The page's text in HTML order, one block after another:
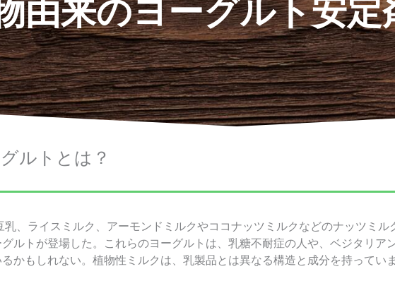
由来のヨーグルト安定
ルトとは？
、ライスミルク、アーモンドミルクやココナッツミルクなどのナッツミ
ルトが登場した。これらのヨーグルトは、乳糖不耐症の人や、ベジタリア
かもしれない。植物性ミルクは、乳製品とは異なる構造と成分を持ってい